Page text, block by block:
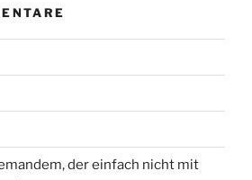
der einfach nicht mit